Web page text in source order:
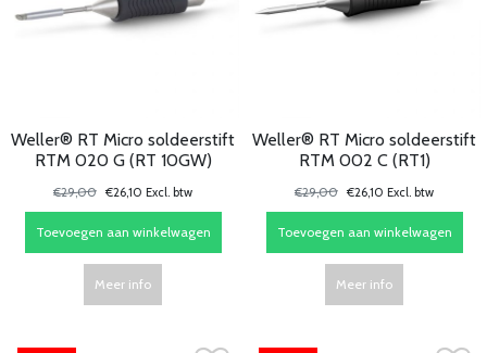
Weller® RT Micro soldeerstift
RTM 020 G (RT 10GW)
€29,00 €26,10 Excl. btw
Toevoegen aan winkelwagen
Meer info
Weller® RT Micro soldeerstift
RTM 002 C (RT1)
€29,00 €26,10 Excl. btw
Toevoegen aan winkelwagen
Meer info